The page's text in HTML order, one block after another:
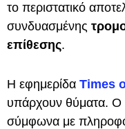
το περιστατικό
συνδυασμένης
επίθεσης.
Η εφημερίδα Τimes
υπάρχουν θύματα. Ο
σύμφωνα με